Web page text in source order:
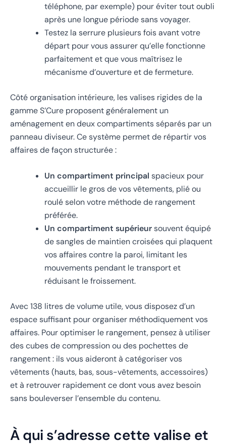
téléphone, par exemple) pour éviter tout oubli
après une longue période sans voyager.
Testez la serrure plusieurs fois avant votre
départ pour vous assurer qu’elle fonctionne
parfaitement et que vous maîtrisez le
mécanisme d’ouverture et de fermeture.
Côté organisation intérieure, les valises rigides de la
gamme S’Cure proposent généralement un
aménagement en deux compartiments séparés par un
panneau diviseur. Ce système permet de répartir vos
affaires de façon structurée :
Un compartiment principal spacieux pour
accueillir le gros de vos vêtements, plié ou
roulé selon votre méthode de rangement
préférée.
Un compartiment supérieursouvent équipé
de sangles de maintien croisées qui plaquent
vos affaires contre la paroi, limitant les
mouvements pendant le transport et
réduisant le froissement.
Avec 138 litres de volume utile, vous disposez d’un
espace suffisant pour organiser méthodiquement vos
affaires. Pour optimiser le rangement, pensez à utiliser
des cubes de compression ou des pochettes de
rangement : ils vous aideront à catégoriser vos
vêtements (hauts, bas, sous-vêtements, accessoires)
et à retrouver rapidement ce dont vous avez besoin
sans bouleverser l’ensemble du contenu.
À qui s’adresse cette valise et